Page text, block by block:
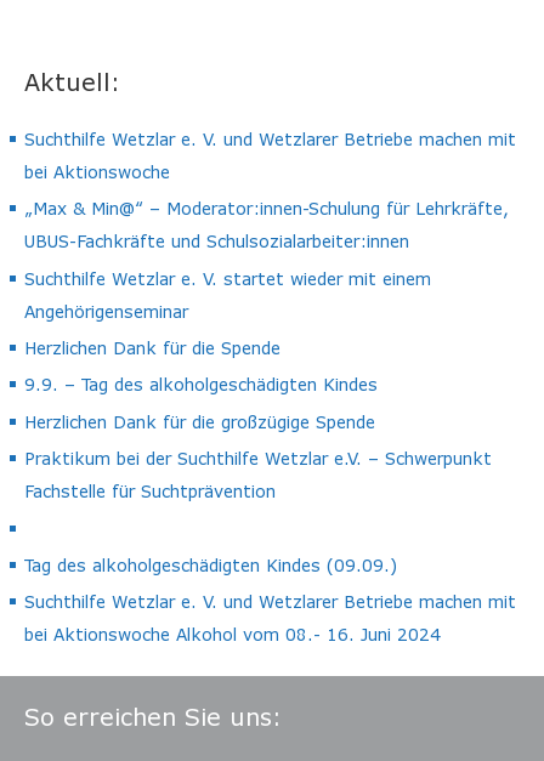
Aktuell:
Suchthilfe Wetzlar e. V. und Wetzlarer Betriebe machen mit
bei Aktionswoche
„Max & Min@“ – Moderator:innen-Schulung für Lehrkräfte,
UBUS-Fachkräfte und Schulsozialarbeiter:innen
Suchthilfe Wetzlar e. V. startet wieder mit einem
Angehörigenseminar
Herzlichen Dank für die Spende
9.9. – Tag des alkoholgeschädigten Kindes
Herzlichen Dank für die großzügige Spende
Praktikum bei der Suchthilfe Wetzlar e.V. – Schwerpunkt
Fachstelle für Suchtprävention
Tag des alkoholgeschädigten Kindes (09.09.)
Suchthilfe Wetzlar e. V. und Wetzlarer Betriebe machen mit
bei Aktionswoche Alkohol vom 08.- 16. Juni 2024
So erreichen Sie uns: